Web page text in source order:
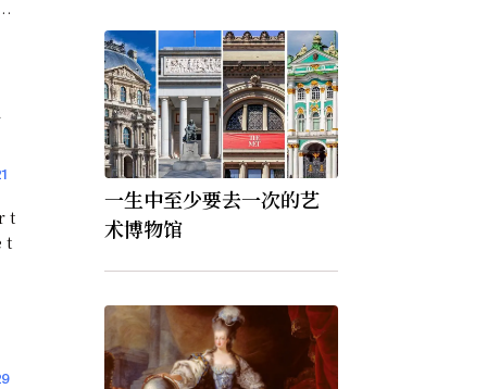
t
t
一生中至少要去一次的艺
术博物馆